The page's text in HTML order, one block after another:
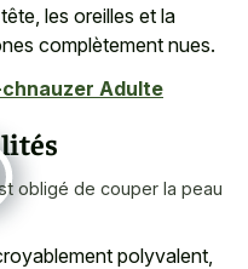
les oreilles et la
complètement nues.
Adulte
obligé de couper la peau
polyvalent,